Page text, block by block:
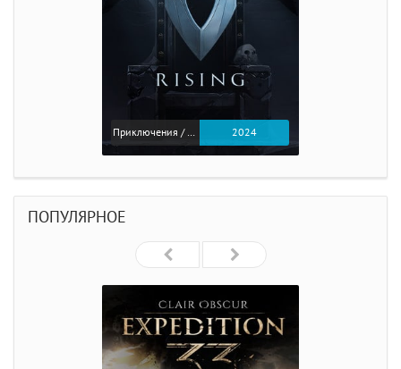
Приключения / Экшен 2024
ПОПУЛЯРНОЕ